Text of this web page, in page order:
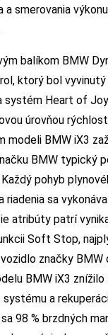
a smerovania
balíkom BMW
ktorý bol
systém Heart of
úrovňou
modeli BMW iX3
BMW typický
pohyb
riadenia sa
atribúty patrí
Soft Stop,
značky
BMW iX3 znížilo
a
98 % brzdných